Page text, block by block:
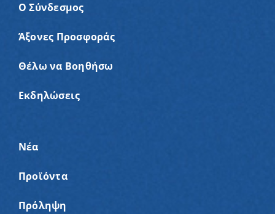
Ο Σύνδεσμος
Άξονες Προσφοράς
Θέλω να Βοηθήσω
Εκδηλώσεις
Νέα
Προϊόντα
Πρόληψη